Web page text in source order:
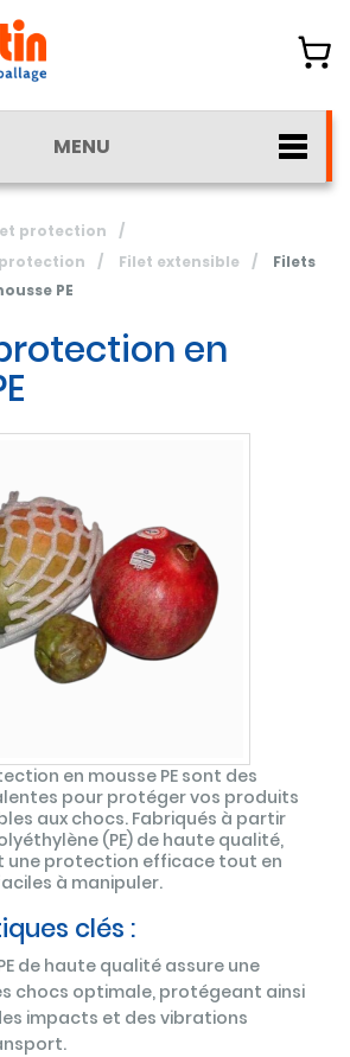
MENU
protection
/
/ Filet extensible /
Filets
PE
en
en mousse PE sont des
pour protéger vos produits
aux chocs. Fabriqués à partir
(PE) de haute qualité,
une protection efficace tout en
à manipuler.
clés :
de haute qualité assure une
chocs optimale, protégeant ainsi
impacts et des vibrations